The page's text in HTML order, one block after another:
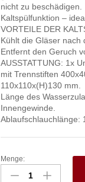
nicht zu beschädigen.
Kaltspülfunktion –
VORTEILE DER
Kühlt die Gläser nach
Entfernt den Geruch
AUSSTATTUNG: 1x
mit Trennstiften
110x110x(H)130 mm.
Länge des
Innengewinde.
Ablaufschlauchlänge:
Geschirrspüler
40x40
Menge: